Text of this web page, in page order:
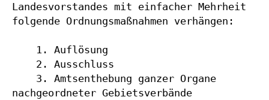
Landesvorstandes mit einfacher Mehrheit
folgende Ordnungsmaßnahmen verhängen:
nachgeordneter Gebietsverbände